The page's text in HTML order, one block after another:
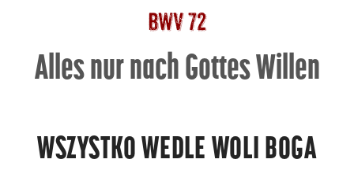
BWV 72
Alles nur nach Gottes Willen
WSZYSTKO WEDLE WOLI BOGA